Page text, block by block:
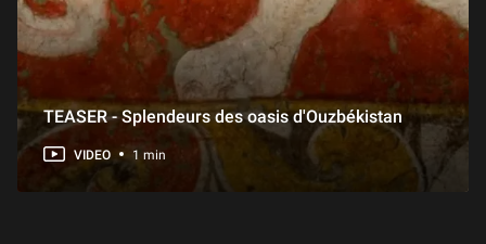
TEASER - Splendeurs des oasis d'Ouzbékistan
VIDEO 1 min